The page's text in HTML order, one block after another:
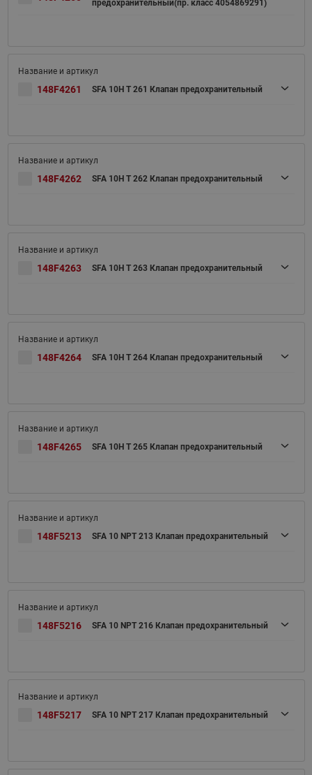
предохранительный(пр. класс 4054869291)
148F4261 SFA 10H T 261 Клапан предохранительный
148F4262 SFA 10H T 262 Клапан предохранительный
148F4263 SFA 10H T 263 Клапан предохранительный
148F4264 SFA 10H T 264 Клапан предохранительный
148F4265 SFA 10H T 265 Клапан предохранительный
148F5213 SFA 10 NPT 213 Клапан предохранительный
148F5216 SFA 10 NPT 216 Клапан предохранительный
148F5217 SFA 10 NPT 217 Клапан предохранительный